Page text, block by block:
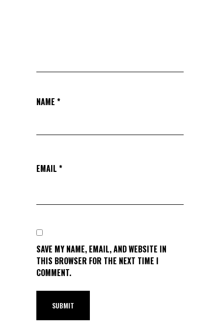
NAME *
EMAIL *
SAVE MY NAME, EMAIL, AND WEBSITE IN
THIS BROWSER FOR THE NEXT TIME I
COMMENT.